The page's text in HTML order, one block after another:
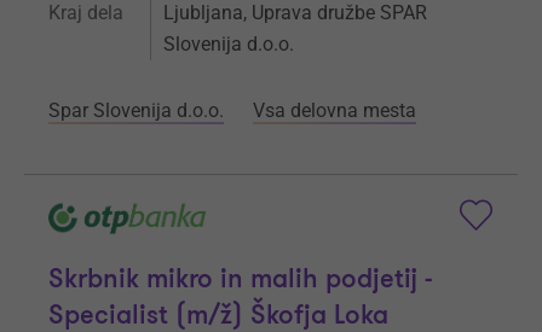
Kraj dela
Ljubljana, Uprava družbe SPAR
Slovenija d.o.o.
Spar Slovenija d.o.o. Vsa delovna mesta
Skrbnik mikro in malih podjetij -
Specialist (m/ž) Škofja Loka